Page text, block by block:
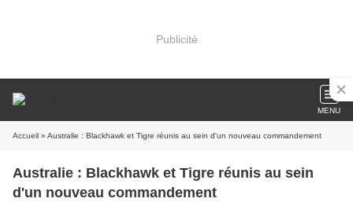
Publicité
MENU
Accueil » Australie : Blackhawk et Tigre réunis au sein d'un nouveau commandement
Australie : Blackhawk et Tigre réunis au sein
d'un nouveau commandement